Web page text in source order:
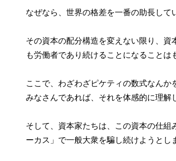
なぜなら、世界の格差を一番の助長して
その資本の配分構造を変えない限り、
も労働者であり続けることになることは
ここで、わざわざピケティの数式なん
みなさんであれば、それを体感的に理解
そして、資本家たちは、この資本の仕
ーカス」で一般大衆を騙し続けようとし